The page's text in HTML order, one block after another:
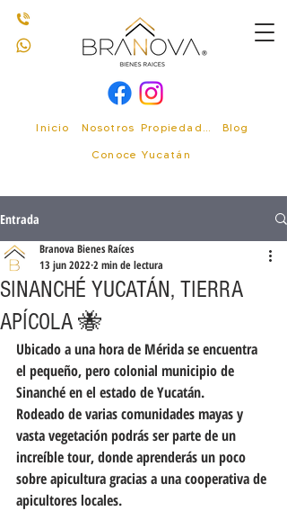
Inicio Nosotros
Blog
Conoce Yucatán
Entrada
SINANCHÉ YUCATÁN, TIERRA
APÍCOLA 🐝
Branova Bienes Raíces
13 jun 2022 2 min de lectura
Ubicado a una hora de Mérida se encuentra
el pequeño, pero colonial municipio de
Sinanché en el estado de Yucatán.
Rodeado de varias comunidades mayas y
vasta vegetación podrás ser parte de un
increíble tour, donde aprenderás un poco
sobre apicultura gracias a una cooperativa de
apicultores locales.